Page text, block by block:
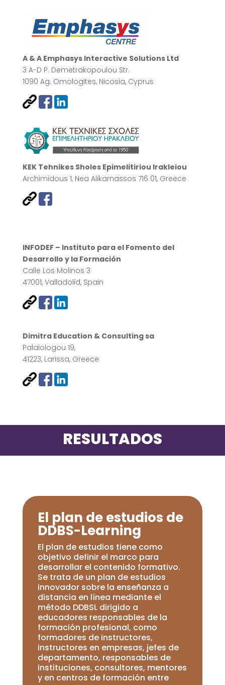
A & A Emphasys Interactive Solutions Ltd
3 A-D P. Demetrakopoulou Str.
1090 Ag. Omologites, Nicosia, Cyprus
KEK Tehnikes Sholes Epimelitiriou Irakleiou
Archimidous 1, Nea Alikarnassos 716 01, Greece
INFODEF – Instituto para el Fomento del
Desarrollo y la Formación
Calle Los Molinos 3
47001, Valladolid, Spain
Dimitra Education & Consulting sa
Palaiologou 19,
41223, Larissa, Greece
RESULTADOS
El plan de estudios de
DDBS-Learning
El plan de estudios tiene como
objetivo definir el marco para
desarrollar el contenido formativo.
Se trata de un plan de estudios
innovador sobre la enseñanza a
distancia en línea mediante el
método DDBSL dirigido a
educadores responsables de la
formación profesional, como
formadores de instructores,
instructores en empresas, jefes de
departamento, responsables de
instituciones, consultores, mentores
y en centros de formación entre